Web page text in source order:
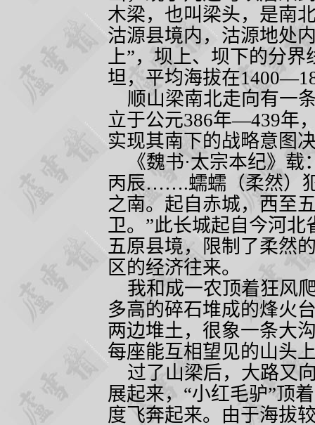
木梁，也叫梁头，是南
沽源县境内，沽源地处
上”，坝上、坝下的分
坦，平均海拔在1400—
顺山梁南北走向有一
立于公元386年—439年
实现其南下的战略意图
《魏书·太宗本纪》载
丙辰…….蠕蠕（柔然）
之南。起自赤城，西至
卫。”此长城起自今河
五原县境，限制了柔然
区的经济往来。
我和成一农顶着狂风
多高的碎石堆成的烽火
两边堆土，很象一条大
每座能互相望见的山头
过了山梁后，大路又
展起来，“小红毛驴”顶
度飞奔起来。由于海拔